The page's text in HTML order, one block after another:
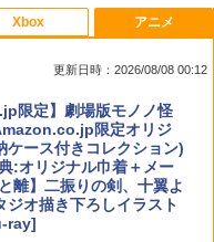
枚収納 for Nintendo S
-
Express Card 256
Switch 2
新品】【PS5】MotoGP
庫品]
上昇中】 新型 PS5 Slim /
ァン PS5スリム用 冷却
検出 3段階風速調整 LED
レイダース|オンライン
ジタル・エディション
Language: Japan
Xbox
ワイヤレス コントロー
ケーブル
アニメ
更新日時：2026/08/08 00:12
限定】劇場版モノノ怪
限定オリジ
ケース付きコレクション)
:オリジナル巾着＋メー
離】二振りの剣、十翼よ
ジオ描き下ろしイラスト
ray]